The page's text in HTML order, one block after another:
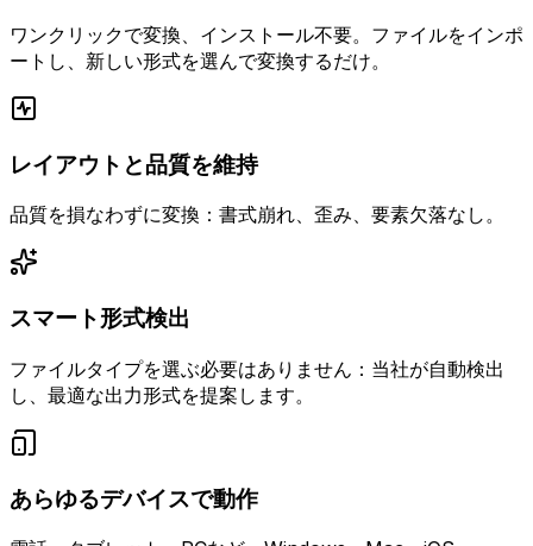
ワンクリックで変換、インストール不要。ファイルをインポ
ートし、新しい形式を選んで変換するだけ。
レイアウトと品質を維持
品質を損なわずに変換：書式崩れ、歪み、要素欠落なし。
スマート形式検出
ファイルタイプを選ぶ必要はありません：当社が自動検出
し、最適な出力形式を提案します。
あらゆるデバイスで動作